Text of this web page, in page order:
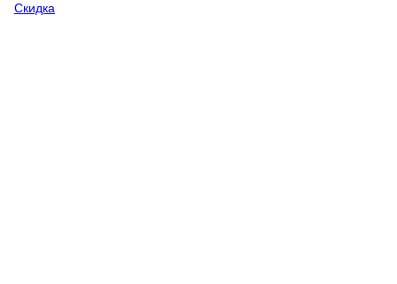
Скидка